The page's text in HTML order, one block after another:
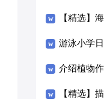
【精选】
游泳小学
介绍植物
【精选】